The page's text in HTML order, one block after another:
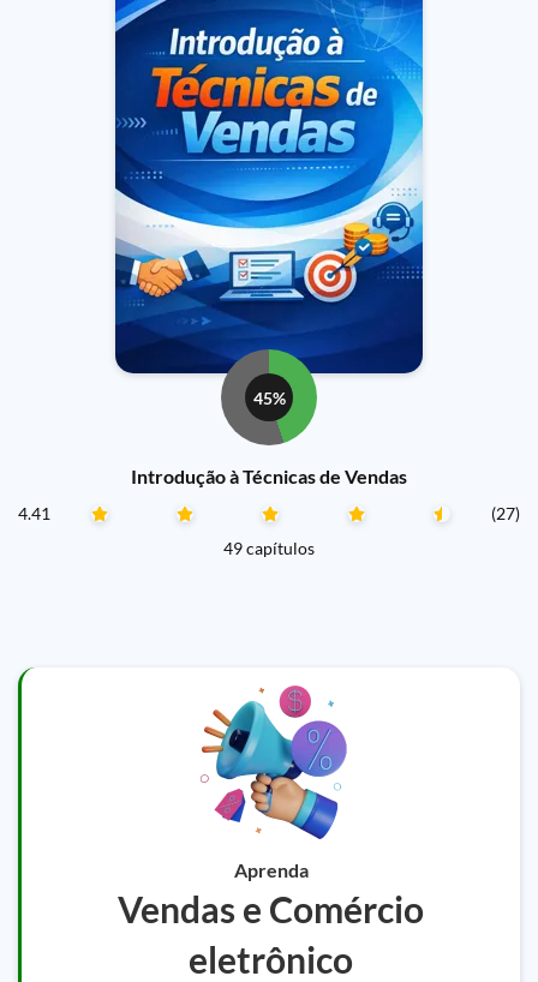
45%
Introdução à Técnicas de Vendas
4.41
(27)
49 capítulos
Aprenda
Vendas e Comércio
eletrônico